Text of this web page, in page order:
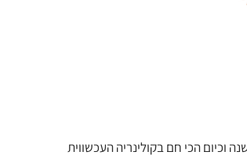
וכיום הכי חם בקולינריה העכשווית